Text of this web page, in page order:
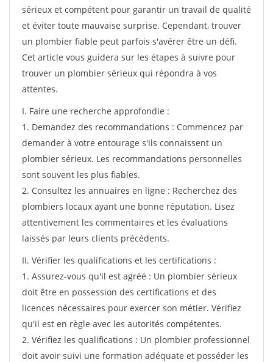
sérieux et compétent pour garantir un travail de qualité
et éviter toute mauvaise surprise. Cependant, trouver
un plombier fiable peut parfois s'avérer être un défi.
Cet article vous guidera sur les étapes à suivre pour
trouver un plombier sérieux qui répondra à vos
attentes.
I. Faire une recherche approfondie :
1. Demandez des recommandations : Commencez par
demander à votre entourage s'ils connaissent un
plombier sérieux. Les recommandations personnelles
sont souvent les plus fiables.
2. Consultez les annuaires en ligne : Recherchez des
plombiers locaux ayant une bonne réputation. Lisez
attentivement les commentaires et les évaluations
laissés par leurs clients précédents.
II. Vérifier les qualifications et les certifications :
1. Assurez-vous qu'il est agréé : Un plombier sérieux
doit être en possession des certifications et des
licences nécessaires pour exercer son métier. Vérifiez
qu'il est en règle avec les autorités compétentes.
2. Vérifiez les qualifications : Un plombier professionnel
doit avoir suivi une formation adéquate et posséder les